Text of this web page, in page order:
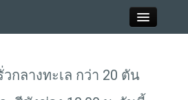
กลางทะเล กว่า 20 ตัน